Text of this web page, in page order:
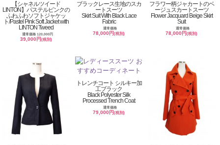
【シャネルツイード
LINTON】パステルピンクの
ふわふわソフトジャケッ
ト/Pastel Pink Soft Jacket with
LINTON Tweed
通常価格 120,000円
39,000円(税別)
ブラックレース生地のスカ
ートスーツ
Skirt Suit With Black Lace
Fabric
通常価格
78,000円(税別)
フラワー柄ジャカートのベ
ージュスカートスーツ
Flower Jacquard Beige Skirt
Suit
通常価格
78,000円(税別)
トレンチコート シルキー加
工ブラック
Black Polyester Silk
Processed Trench Coat
通常価格
79,000円(税別)